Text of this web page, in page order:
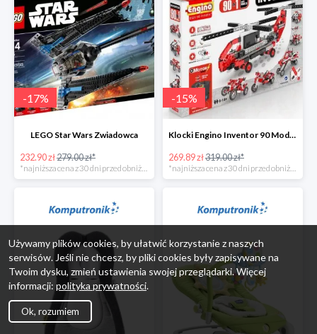
-17%
LEGO Star Wars Zwiadowca
232.90 zł279.00 zł*
-15%
Klocki Engino Inventor 90 Models Motorized Set w super cenie
269.89 zł319.00 zł*
Używamy plików cookies, by ułatwić korzystanie z naszych
serwisów. Jeśli nie chcesz, by pliki cookies były zapisywane na
Twoim dysku, zmień ustawienia swojej przeglądarki. Więcej
informacji:polityka prywatności.
Ok, rozumiem